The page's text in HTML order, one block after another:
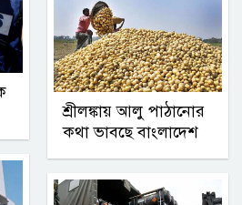
শ্রীলঙ্কায় আলু পাঠানোর
কথা ভাবছে বাংলাদেশ